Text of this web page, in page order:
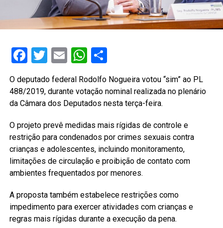
Facebook
Twitter
EmailWhatsApp
Share
O deputado federal Rodolfo Nogueira votou “sim” ao PL
488/2019, durante votação nominal realizada no plenário
da Câmara dos Deputados nesta terça-feira.
O projeto prevê medidas mais rígidas de controle e
restrição para condenados por crimes sexuais contra
crianças e adolescentes, incluindo monitoramento,
limitações de circulação e proibição de contato com
ambientes frequentados por menores.
A proposta também estabelece restrições como
impedimento para exercer atividades com crianças e
regras mais rígidas durante a execução da pena.